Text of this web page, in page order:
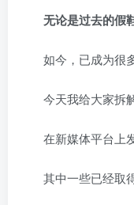
无论是过去的假
如今，已成为很
今天我给大家拆
在新媒体平台上
其中一些已经取